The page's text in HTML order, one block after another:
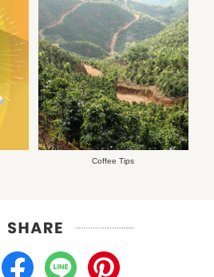
Coffee Tips